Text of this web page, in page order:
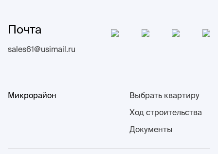
Почта
sales61@usimail.ru
Микрорайон
Выбрать квартиру
Ход строительства
Документы